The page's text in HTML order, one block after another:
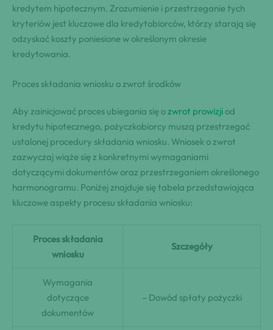
kredytem hipotecznym. Zrozumienie i przestrzeganie tych
kryteriów jest kluczowe dla kredytobiorców, którzy starają się
odzyskać koszty poniesione w określonym okresie
kredytowania.
Proces składania wniosku o zwrot środków
Aby zainicjować proces ubiegania się ozwrot prowizji od
kredytu hipotecznego, pożyczkobiorcy muszą przestrzegać
ustalonej procedury składania wniosku. Wniosek o zwrot
zazwyczaj wiąże się z konkretnymi wymaganiami
dotyczącymi dokumentów oraz przestrzeganiem określonego
harmonogramu. Poniżej znajduje się tabela przedstawiająca
kluczowe aspekty procesu składania wniosku:
Proces składania
wniosku
Szczegóły
Wymagania
dotyczące
dokumentów
– Dowód spłaty pożyczki